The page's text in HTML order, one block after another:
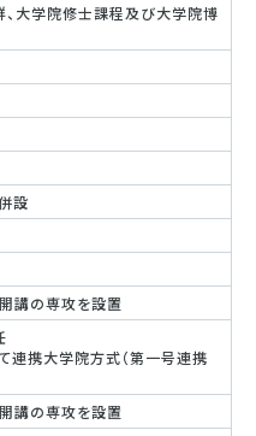
、大学院修士課程及び大学院博
設
講の専攻を設置
連携大学院方式（第一号連携
講の専攻を設置